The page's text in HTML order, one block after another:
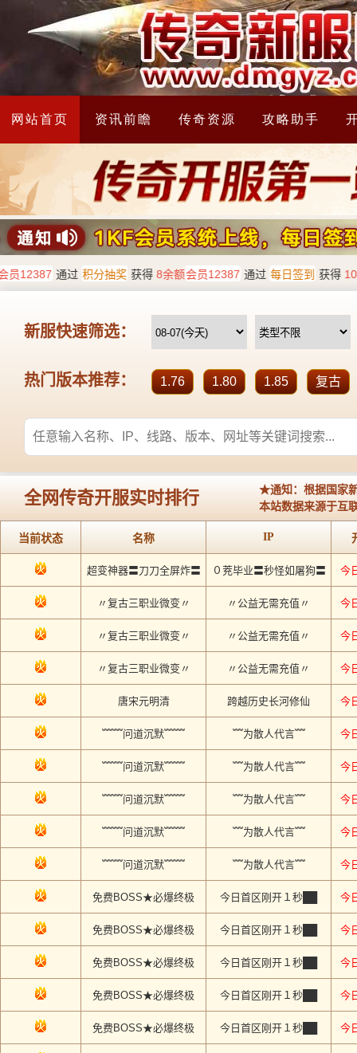
网站首页 资讯前瞻 传奇资源 攻略助手